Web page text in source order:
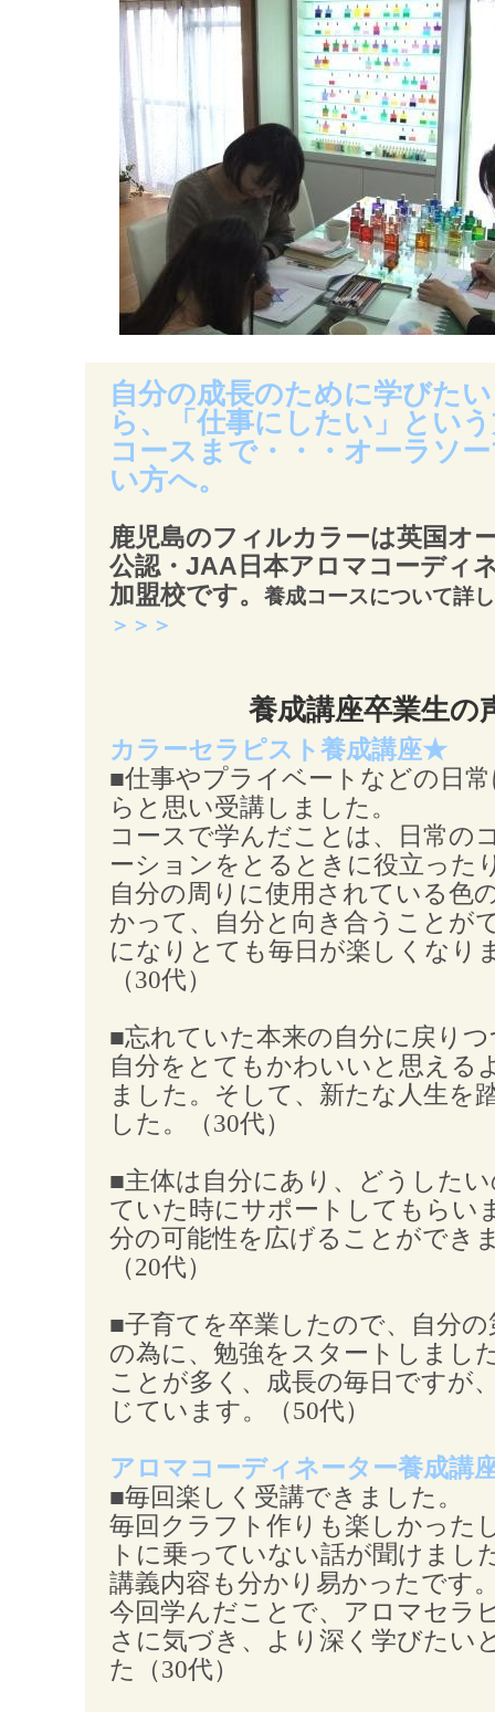
自分の成長のために学びた
ら、「仕事にしたい」とい
コースまで・・・オーラソ
い方へ。
鹿児島のフィルカラーは英国オ
公認・JAA日本アロマコーディ
加盟校です。 養成コースについて詳
＞＞＞
養成講座卒業生の
カラーセラピスト養成講座★
■仕事やプライベートなどの日
らと思い受講しました。
コースで学んだことは、日常の
ーションをとるときに役立った
自分の周りに使用されている色
かって、自分と向き合うことが
になりとても毎日が楽しくなり
（30代）
■忘れていた本来の自分に戻り
自分をとてもかわいいと思える
ました。そして、新たな人生を
した。（30代）
■主体は自分にあり、どうした
ていた時にサポートしてもらい
分の可能性を広げることができ
（20代）
■子育てを卒業したので、自分の
の為に、勉強をスタートしまし
ことが多く、成長の毎日ですが
じています。（50代）
アロマコーディネーター養成講
■毎回楽しく受講できました。
毎回クラフト作りも楽しかった
トに乗っていない話が聞けまし
講義内容も分かり易かったです
今回学んだことで、アロマセラ
さに気づき、より深く学びたい
た（30代）